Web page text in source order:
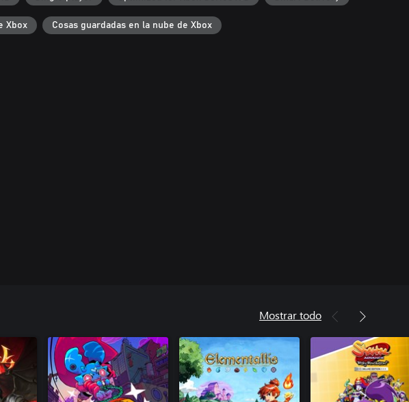
Xbox Cosas guardadas en la nube de Xbox
Mostrar todo